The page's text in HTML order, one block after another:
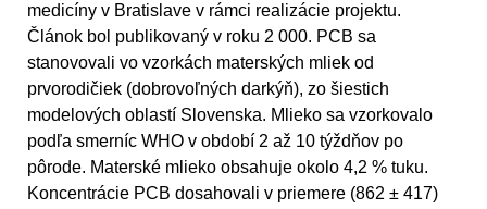
medicíny v Bratislave v rámci realizácie projektu.
Článok bol publikovaný v roku 2 000. PCB sa
stanovovali vo vzorkách materských mliek od
prvorodičiek (dobrovoľných darkýň), zo šiestich
modelových oblastí Slovenska. Mlieko sa vzorkovalo
podľa smerníc WHO v období 2 až 10 týždňov po
pôrode. Materské mlieko obsahuje okolo 4,2 % tuku.
Koncentrácie PCB dosahovali v priemere (862 ± 417)